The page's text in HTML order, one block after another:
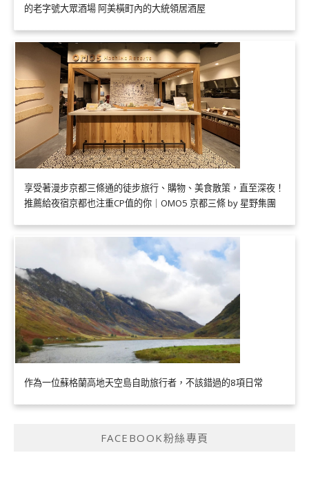
的老字號大眾酒場 阿美橫町內的大統領居酒屋
享受著漫步京都三條通的徒步旅行、購物、美食散策，直至深夜！
推薦給夜宿京都也注重CP值的你｜OMO5 京都三條 by 星野集團
作為一位蘇格蘭高地天空島自助旅行者，不該錯過的8項日常
FACEBOOK粉絲專頁